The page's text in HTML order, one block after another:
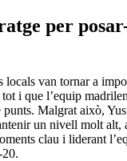
per
locals van tornar a
i que l’equip
Malgrat això,
un nivell molt alt,
clau i liderant